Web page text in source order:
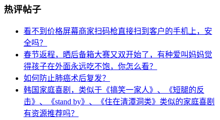
热评帖子
看不到价格屏幕商家扫码枪直接扫到客户的手机上，安
全吗？
春节返程，晒后备箱大赛又双开始了，有种爱叫妈妈觉
得孩子在外面永远吃不饱，你怎么看？
如何防止肺癌术后复发？
韩国家庭喜剧，类似于《搞笑一家人》、《短腿的反
击》、《stand by》、《住在清潭洞类》类似的家庭喜剧
有资源推荐吗？